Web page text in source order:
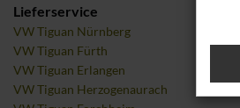
Lieferservice
VW Tiguan Nürnberg
VW Tiguan Fürth
VW Tiguan Erlangen
VW Tiguan Herzogenaurach